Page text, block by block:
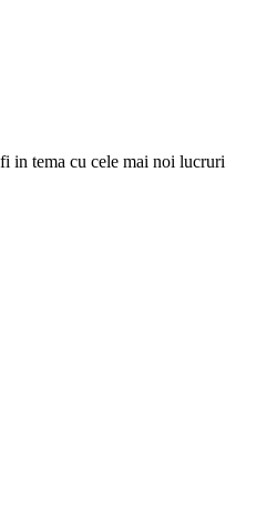
in tema cu cele mai noi lucruri